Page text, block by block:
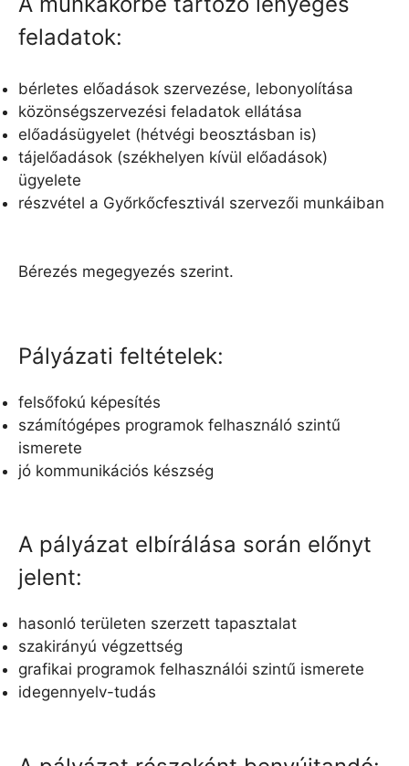
feladatok:
bérletes előadások szervezése, lebonyolítása
közönségszervezési feladatok ellátása
előadásügyelet (hétvégi beosztásban is)
tájelőadások (székhelyen kívül előadások)
ügyelete
részvétel a Győrkőcfesztivál szervezői munkáiban
Bérezés megegyezés szerint.
Pályázati feltételek:
felsőfokú képesítés
számítógépes programok felhasználó szintű
ismerete
jó kommunikációs készség
A pályázat elbírálása során előnyt
jelent:
hasonló területen szerzett tapasztalat
szakirányú végzettség
grafikai programok felhasználói szintű ismerete
idegennyelv-tudás